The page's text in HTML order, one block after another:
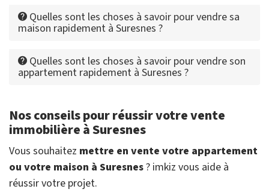
Quelles sont les choses à savoir pour vendre sa
maison rapidement à Suresnes ?
Quelles sont les choses à savoir pour vendre son
appartement rapidement à Suresnes ?
Nos conseils pour réussir votre vente
immobilière à Suresnes
Vous souhaitez mettre en vente votre appartement
ou votre maison à Suresnes? imkiz vous aide à
réussir votre projet.